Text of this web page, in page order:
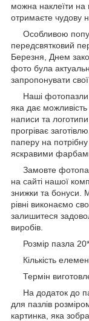
можна наклеїти на
отримаєте чудову
Особливою
передсвятковий
Березня, Днем
фото була
запропонувати
Наші фотопазли
яка дає
написи та
прогріває
паперу на
яскравими
Замовте
на сайті нашої
знижки та бонуси.
рівні виконаємо
залишитеся
виробів.
Розмір пазла
Кількість
Термін
На додаток до
для пазлів
картинка, яка